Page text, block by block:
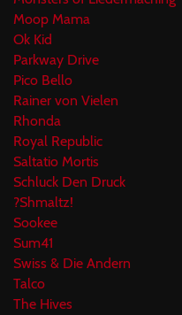
Moop Mama
Ok Kid
Parkway Drive
Pico Bello
Rainer von Vielen
Rhonda
Royal Republic
Saltatio Mortis
Schluck Den Druck
?Shmaltz!
Sookee
Sum41
Swiss & Die Andern
Talco
The Hives